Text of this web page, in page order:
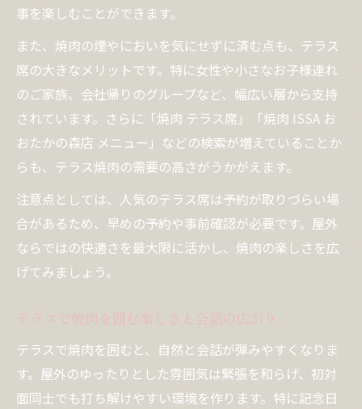
事を楽しむことができます。
また、焼肉の煙やにおいを気にせずに済む点も、テラス
席の大きなメリットです。特に女性や小さなお子様連れ
のご家族、会社帰りのグループなど、幅広い層から支持
されています。さらに「焼肉 テラス席」「焼肉 ISSA お
おたかの森店 メニュー」などの検索が増えていることか
らも、テラス焼肉の需要の高さがうかがえます。
注意点としては、人気のテラス席は予約が取りづらい場
合があるため、早めの予約や事前確認が必要です。屋外
ならではの快適さを最大限に活かし、焼肉の楽しさを広
げてみましょう。
テラスで焼肉を囲む楽しさと会話の広がり
テラスで焼肉を囲むと、自然と会話が弾みやすくなりま
す。屋外のゆったりとした雰囲気は緊張を和らげ、初対
面同士でも打ち解けやすい環境を作ります。特に記念日